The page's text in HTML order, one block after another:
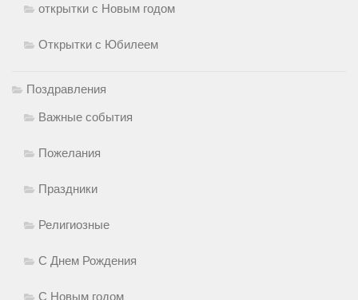
открытки с Новым годом
Открытки с Юбилеем
Поздравления
Важные события
Пожелания
Праздники
Религиозные
С Днем Рождения
С Новым годом